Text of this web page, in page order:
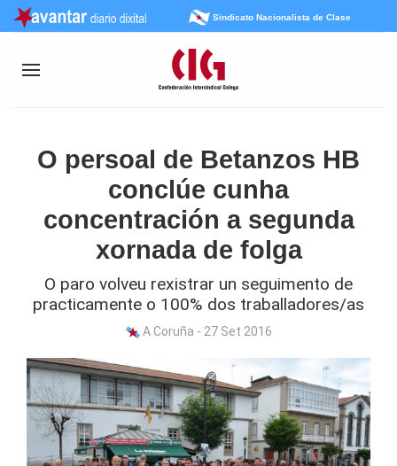
Sindicato Nacionalista de Clase
O persoal de Betanzos HB
conclúe cunha
concentración a segunda
xornada de folga
O paro volveu rexistrar un seguimento de
practicamente o 100% dos traballadores/as
A Coruña - 27 Set 2016